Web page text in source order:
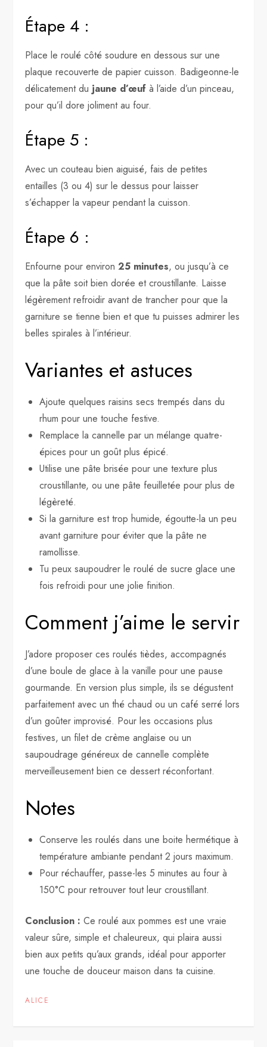
Étape 4 :
Place le roulé côté soudure en dessous sur une
plaque recouverte de papier cuisson. Badigeonne-le
délicatement du jaune d’œuf à l’aide d’un pinceau,
pour qu’il dore joliment au four.
Étape 5 :
Avec un couteau bien aiguisé, fais de petites
entailles (3 ou 4) sur le dessus pour laisser
s’échapper la vapeur pendant la cuisson.
Étape 6 :
Enfourne pour environ25 minutes, ou jusqu’à ce
que la pâte soit bien dorée et croustillante. Laisse
légèrement refroidir avant de trancher pour que la
garniture se tienne bien et que tu puisses admirer les
belles spirales à l’intérieur.
Variantes et astuces
Ajoute quelques raisins secs trempés dans du
rhum pour une touche festive.
Remplace la cannelle par un mélange quatre-
épices pour un goût plus épicé.
Utilise une pâte brisée pour une texture plus
croustillante, ou une pâte feuilletée pour plus de
légèreté.
Si la garniture est trop humide, égoutte-la un peu
avant garniture pour éviter que la pâte ne
ramollisse.
Tu peux saupoudrer le roulé de sucre glace une
fois refroidi pour une jolie finition.
Comment j’aime le servir
J’adore proposer ces roulés tièdes, accompagnés
d’une boule de glace à la vanille pour une pause
gourmande. En version plus simple, ils se dégustent
parfaitement avec un thé chaud ou un café serré lors
d’un goûter improvisé. Pour les occasions plus
festives, un filet de crème anglaise ou un
saupoudrage généreux de cannelle complète
merveilleusement bien ce dessert réconfortant.
Notes
Conserve les roulés dans une boite hermétique à
température ambiante pendant 2 jours maximum.
Pour réchauffer, passe-les 5 minutes au four à
150°C pour retrouver tout leur croustillant.
Conclusion : Ce roulé aux pommes est une vraie
valeur sûre, simple et chaleureux, qui plaira aussi
bien aux petits qu’aux grands, idéal pour apporter
une touche de douceur maison dans ta cuisine.
ALICE